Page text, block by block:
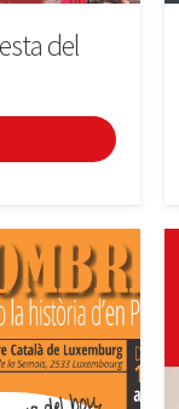
del